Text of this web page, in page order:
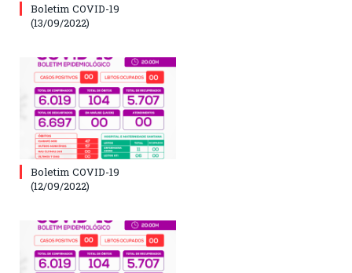
Boletim COVID-19
(13/09/2022)
Boletim COVID-19
(12/09/2022)